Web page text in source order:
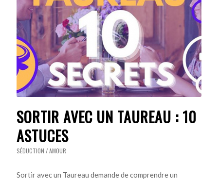
SORTIR AVEC UN TAUREAU : 10
ASTUCES
SÉDUCTION / AMOUR
Sortir avec un Taureau demande de comprendre un